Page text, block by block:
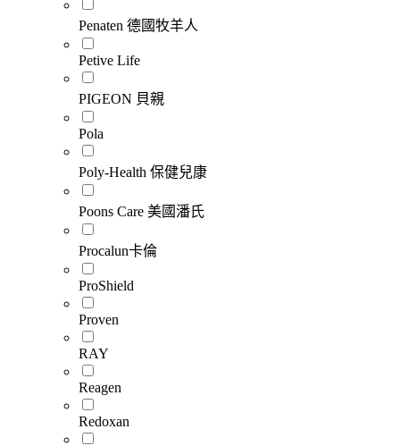
Penaten 德國牧羊人
Petive Life
PIGEON 貝親
Pola
Poly-Health 保健兒康
Poons Care 美國潘氏
Procalun卡倫
ProShield
Proven
RAY
Reagen
Redoxan